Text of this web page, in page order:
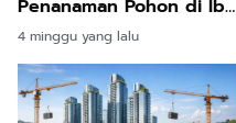
Penanaman Pohon di Ibu
Kota Nusantara Tembus
Delapan Ribu Hektare
Lebih
4 minggu yang lalu